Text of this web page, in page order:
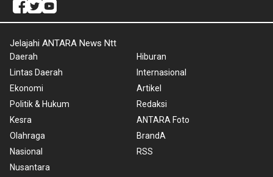
Jelajahi ANTARA News Ntt
Daerah
Lintas Daerah
Ekonomi
Politik & Hukum
Kesra
Olahraga
Nasional
Nusantara
Hiburan
Internasional
Artikel
Redaksi
ANTARA Foto
BrandA
RSS